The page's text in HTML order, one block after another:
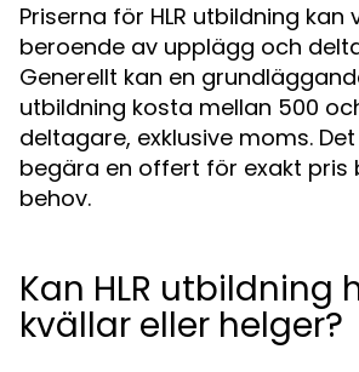
Priserna för HLR utbildning kan
beroende av upplägg och
Generellt kan en
utbildning kosta mellan 500
deltagare, exklusive moms.
begära en offert för exakt pris
behov.
Kan HLR utbildning
kvällar eller helger?